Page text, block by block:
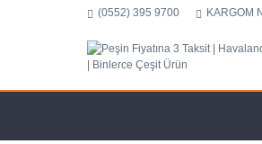
(0552) 395 9700 KARGOM